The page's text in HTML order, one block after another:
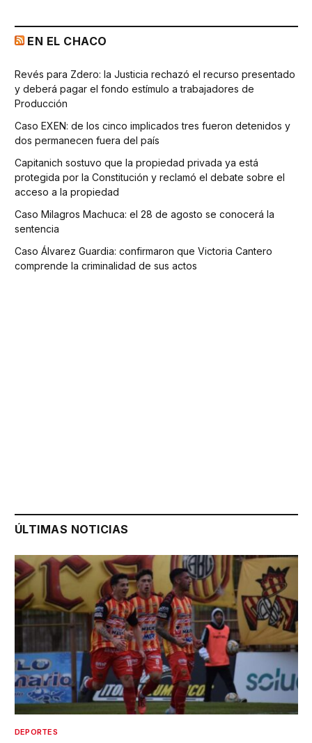
EN EL CHACO
Revés para Zdero: la Justicia rechazó el recurso presentado
y deberá pagar el fondo estímulo a trabajadores de
Producción
Caso EXEN: de los cinco implicados tres fueron detenidos y
dos permanecen fuera del país
Capitanich sostuvo que la propiedad privada ya está
protegida por la Constitución y reclamó el debate sobre el
acceso a la propiedad
Caso Milagros Machuca: el 28 de agosto se conocerá la
sentencia
Caso Álvarez Guardia: confirmaron que Victoria Cantero
comprende la criminalidad de sus actos
ÚLTIMAS NOTICIAS
DEPORTES